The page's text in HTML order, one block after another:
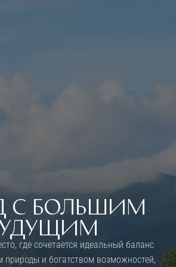
с большим
где сочетается идеальный баланс
природы и богатством возможностей,